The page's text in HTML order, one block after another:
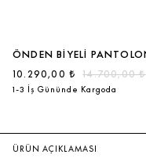
ÖNDEN BIYELI
14.700,00 ₺
10.290,00 ₺
1-3 İş Gününde Kargoda
ÜRÜN AÇIKLAMASI